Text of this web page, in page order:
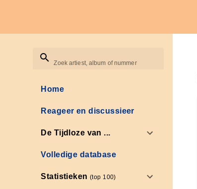
Zoek artiest, album of nummer
Home
Reageer en discussieer
De Tijdloze van ...
Volledige database
Statistieken(top 100)